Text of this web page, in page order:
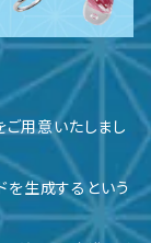
ご用意いたしまし
を生成するという